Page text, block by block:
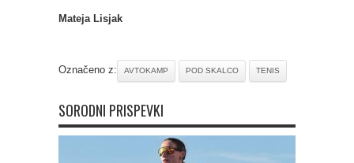
Mateja Lisjak
Označeno z: AVTOKAMP POD SKALCO TENIS
SORODNI PRISPEVKI